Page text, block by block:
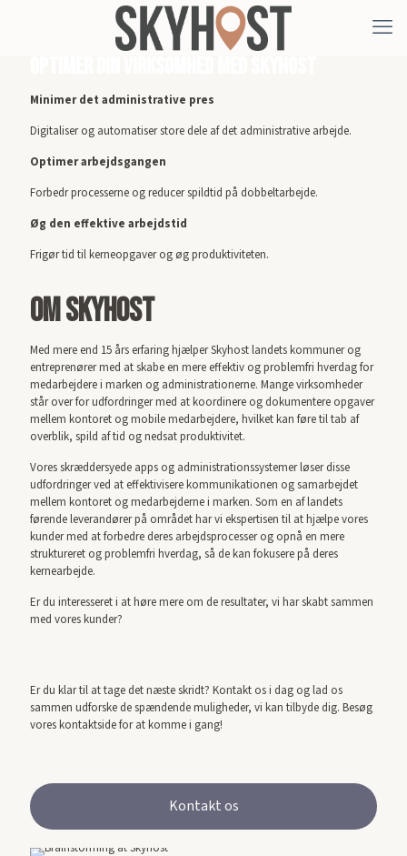
Minimer det administrative pres
Digitaliser og automatiser store dele af det administrative arbejde.
Optimer arbejdsgangen
Forbedr processerne og reducer spildtid på dobbeltarbejde.
Øg den effektive arbejdstid
Frigør tid til kerneopgaver og øg produktiviteten.
Om Skyhost
Med mere end 15 års erfaring hjælper Skyhost landets kommuner og
entreprenører med at skabe en mere effektiv og problemfri hverdag for
medarbejdere i marken og administrationerne. Mange virksomheder
står over for udfordringer med at koordinere og dokumentere opgaver
mellem kontoret og mobile medarbejdere, hvilket kan føre til tab af
overblik, spild af tid og nedsat produktivitet.
Vores skræddersyede apps og administrationssystemer løser disse
udfordringer ved at effektivisere kommunikationen og samarbejdet
mellem kontoret og medarbejderne i marken. Som en af landets
førende leverandører på området har vi ekspertisen til at hjælpe vores
kunder med at forbedre deres arbejdsprocesser og opnå en mere
struktureret og problemfri hverdag, så de kan fokusere på deres
kernearbejde.
Er du interesseret i at høre mere om de resultater, vi har skabt sammen
med vores kunder?
Er du klar til at tage det næste skridt? Kontakt os i dag og lad os
sammen udforske de spændende muligheder, vi kan tilbyde dig. Besøg
vores kontaktside for at komme i gang!
Kontakt os